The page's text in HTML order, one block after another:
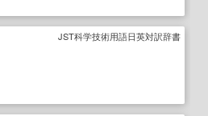
JST科学技術用語日英対訳辞書